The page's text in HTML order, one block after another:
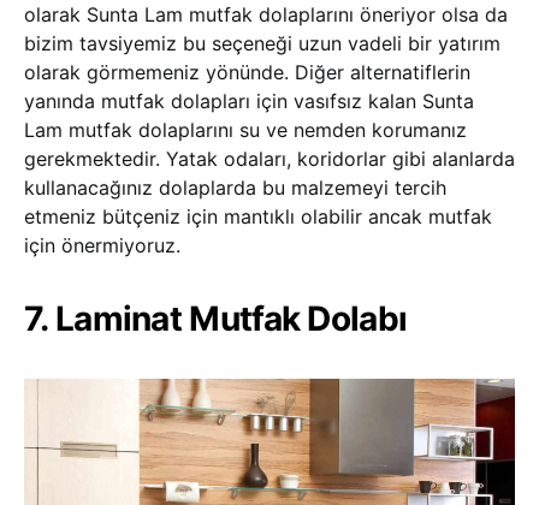
olarak Sunta Lam mutfak dolaplarını öneriyor olsa da
bizim tavsiyemiz bu seçeneği uzun vadeli bir yatırım
olarak görmemeniz yönünde. Diğer alternatiflerin
yanında mutfak dolapları için vasıfsız kalan Sunta
Lam mutfak dolaplarını su ve nemden korumanız
gerekmektedir. Yatak odaları, koridorlar gibi alanlarda
kullanacağınız dolaplarda bu malzemeyi tercih
etmeniz bütçeniz için mantıklı olabilir ancak mutfak
için önermiyoruz.
7. Laminat Mutfak Dolabı